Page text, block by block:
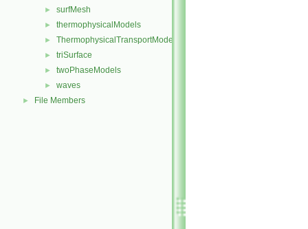
► surfMesh
► thermophysicalModels
► ThermophysicalTransportModels
► triSurface
► twoPhaseModels
► waves
► File Members